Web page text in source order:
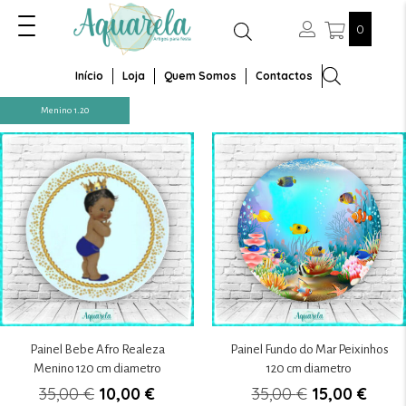
0
Início Loja Quem Somos Contactos
Menino 1.20
Painel Bebe Afro Realeza
Menino 120 cm diametro
35,00€ O
10,00 €O
Painel Fundo do Mar Peixinhos
120 cm diametro
35,00€ O
15,00 €O